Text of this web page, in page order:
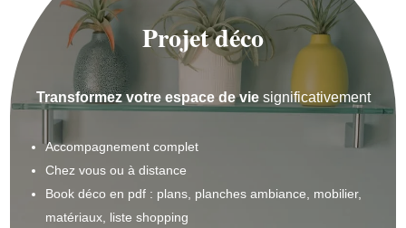
Projet déco
Transformez votre espace de viesignificativement
Accompagnement complet
Chez vous ou à distance
Book déco en pdf : plans, planches ambiance, mobilier,
matériaux, liste shopping